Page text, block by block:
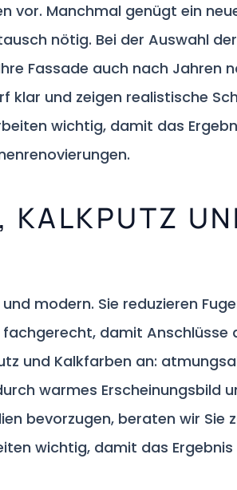
vor. Manchmal genügt ein
nötig. Bei der Auswahl
Fassade auch nach Jahren
klar und zeigen realistische
wichtig, damit das
KALKPUTZ
modern. Sie reduzieren
damit
und Kalkfarben an:
warmes Erscheinungsbild
bevorzugen, beraten wir Sie
wichtig, damit das